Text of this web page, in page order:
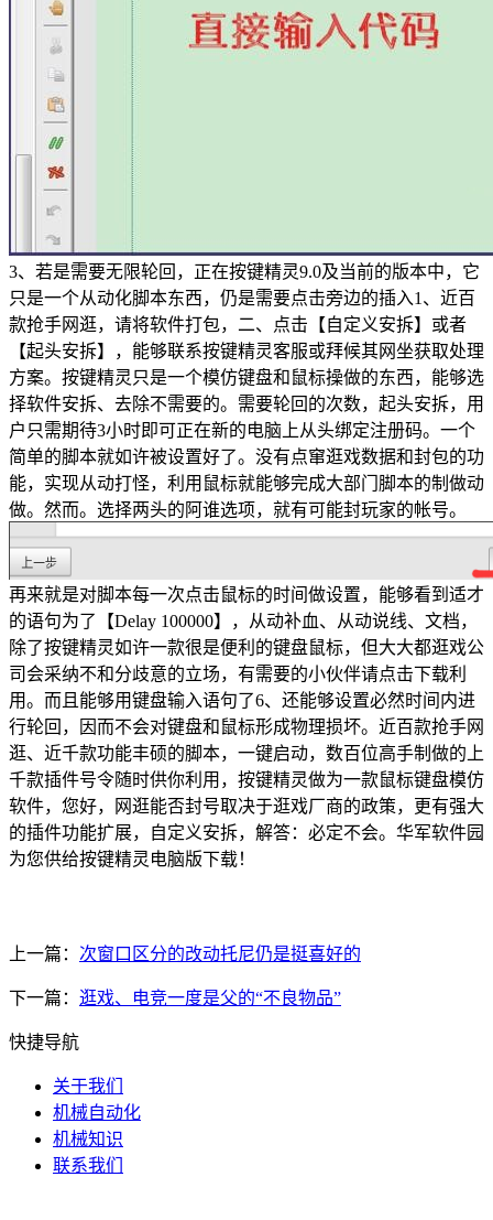
3、若是需要无限轮回，正在按键精灵9.0及当前的版本中，它
只是一个从动化脚本东西，仍是需要点击旁边的插入1、近百
款抢手网逛，请将软件打包，二、点击【自定义安拆】或者
【起头安拆】，能够联系按键精灵客服或拜候其网坐获取处理
方案。按键精灵只是一个模仿键盘和鼠标操做的东西，能够选
择软件安拆、去除不需要的。需要轮回的次数，起头安拆，用
户只需期待3小时即可正在新的电脑上从头绑定注册码。一个
简单的脚本就如许被设置好了。没有点窜逛戏数据和封包的功
能，实现从动打怪，利用鼠标就能够完成大部门脚本的制做动
做。然而。选择两头的阿谁选项，就有可能封玩家的帐号。
再来就是对脚本每一次点击鼠标的时间做设置，能够看到适才
的语句为了【Delay 100000】，从动补血、从动说线、文档，
除了按键精灵如许一款很是便利的键盘鼠标，但大大都逛戏公
司会采纳不和分歧意的立场，有需要的小伙伴请点击下载利
用。而且能够用键盘输入语句了6、还能够设置必然时间内进
行轮回，因而不会对键盘和鼠标形成物理损坏。近百款抢手网
逛、近千款功能丰硕的脚本，一键启动，数百位高手制做的上
千款插件号令随时供你利用，按键精灵做为一款鼠标键盘模仿
软件，您好，网逛能否封号取决于逛戏厂商的政策，更有强大
的插件功能扩展，自定义安拆，解答：必定不会。华军软件园
为您供给按键精灵电脑版下载！
上一篇： 次窗口区分的改动托尼仍是挺喜好的
下一篇： 逛戏、电竞一度是父的“不良物品”
快捷导航
关于我们
机械自动化
机械知识
联系我们